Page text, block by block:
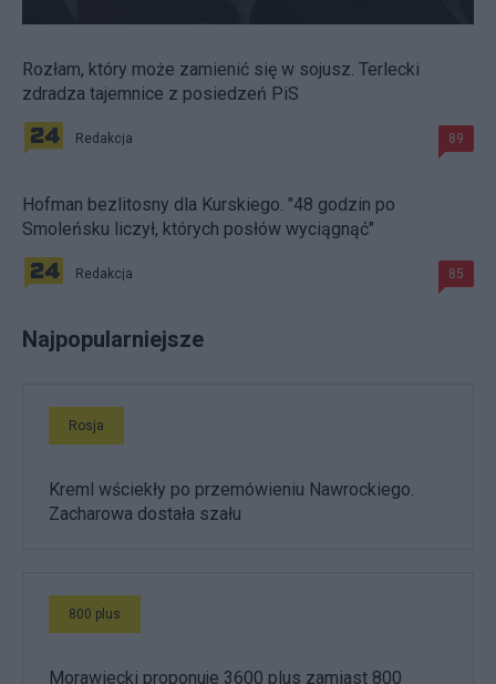
Rozłam, który może zamienić się w sojusz. Terlecki
zdradza tajemnice z posiedzeń PiS
Redakcja 89
Hofman bezlitosny dla Kurskiego. "48 godzin po
Smoleńsku liczył, których posłów wyciągnąć"
Redakcja 85
Najpopularniejsze
Rosja
Kreml wściekły po przemówieniu Nawrockiego.
Zacharowa dostała szału
800 plus
Morawiecki proponuje 3600 plus zamiast 800